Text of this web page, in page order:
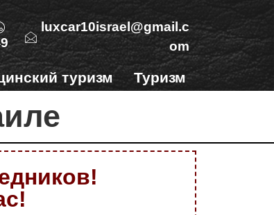
luxcar10israel@gmail.c
om
туризм
Туризм